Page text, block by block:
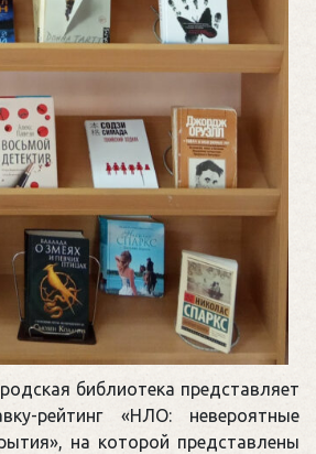
библиотека представляет
рейтинг «НЛО: невероятные
на которой представлены